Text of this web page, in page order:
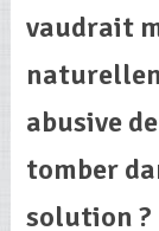
vaudrait
abusive
tomber
solution ?